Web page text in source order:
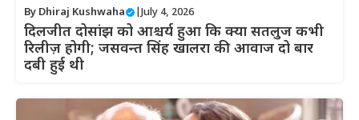
By Dhiraj Kushwaha July 4, 2026
दिलजीत दोसांझ को आश्चर्य हुआ कि क्या सतलुज कभी
रिलीज़ होगी; जसवन्त सिंह खालरा की आवाज दो बार
दबी हुई थी